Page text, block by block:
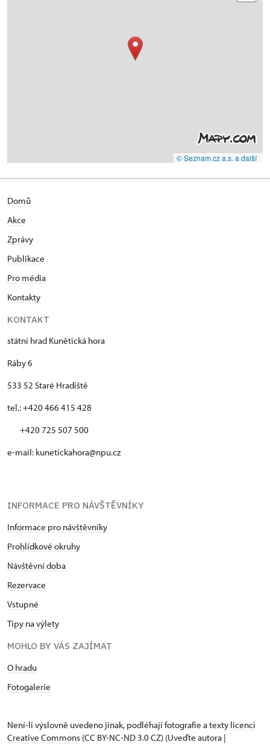
© Seznam.cz a.s. a další
Domů
Akce
Zprávy
Publikace
Pro média
Kontakty
KONTAKT
státní hrad Kunětická hora
Ráby 6
533 52 Staré Hradiště
tel.: +420 466 415 428
+420 725 507 500
e-mail: kunetickahora@npu.cz
INFORMACE PRO NÁVŠTĚVNÍKY
Informace pro návštěvníky
Prohlídkové okruhy
Návštěvní doba
Rezervace
Vstupné
Tipy na výlety
MOHLO BY VÁS ZAJÍMAT
O hradu
Fotogalerie
Není-li výslovně uvedeno jinak, podléhají fotografie a texty licenci
Creative Commons (CC BY-NC-ND 3.0 CZ) (Uveďte autora |